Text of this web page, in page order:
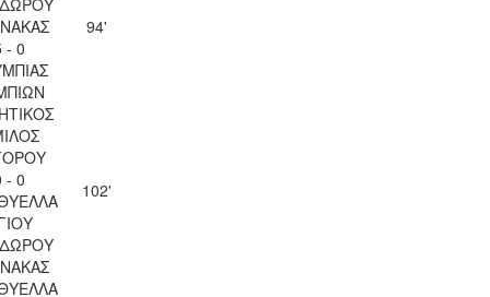
- 0
94'
- 0
102'